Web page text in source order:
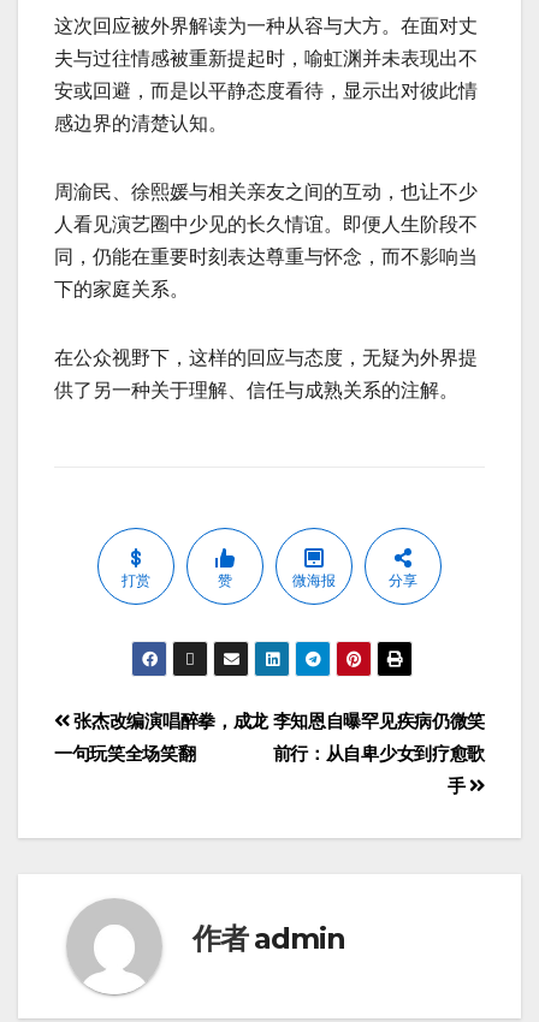
这次回应被外界解读为一种从容与大方。在面对丈
夫与过往情感被重新提起时，喻虹渊并未表现出不
安或回避，而是以平静态度看待，显示出对彼此情
感边界的清楚认知。
周渝民、徐熙媛与相关亲友之间的互动，也让不少
人看见演艺圈中少见的长久情谊。即便人生阶段不
同，仍能在重要时刻表达尊重与怀念，而不影响当
下的家庭关系。
在公众视野下，这样的回应与态度，无疑为外界提
供了另一种关于理解、信任与成熟关系的注解。
打赏 赞 微海报 分享
李知恩自曝罕见疾病仍微笑
前行：从自卑少女到疗愈歌
手
张杰改编演唱醉拳，成龙
一句玩笑全场笑翻
作者admin